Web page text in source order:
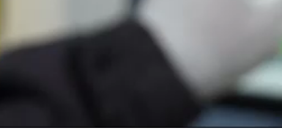
et/ou suppression du droit préférentiel de